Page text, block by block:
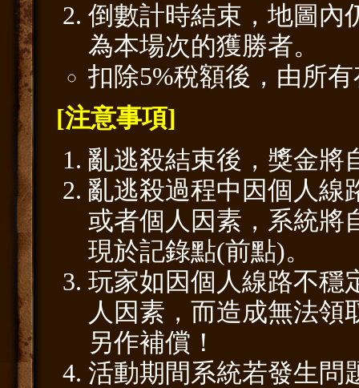
倒數計時結束，地圖內
為本場次的獲勝者。
扣除5%稅額後，由所
[注意事項]
亂逃殺結束後，獎金將
亂逃殺過程中因個人線
或者個人因素，系統將
現於記錄點(前點)。
玩家如因個人線路不穩
人因素，而造成無法領
另作補償！
活動期間系統若發生問